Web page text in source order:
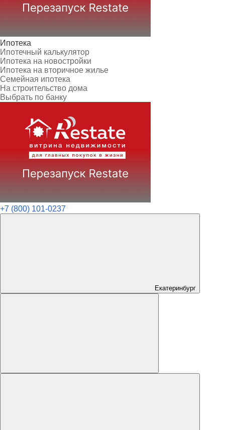
Ипотека
Ипотечный калькулятор
Ипотека на новостройки
Ипотека на вторичное жилье
Семейная ипотека
На строительство дома
Выбрать по банку
+7 (800) 101-0237
Екатеринбург